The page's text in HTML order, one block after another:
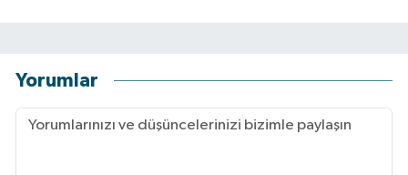
Yorumlar